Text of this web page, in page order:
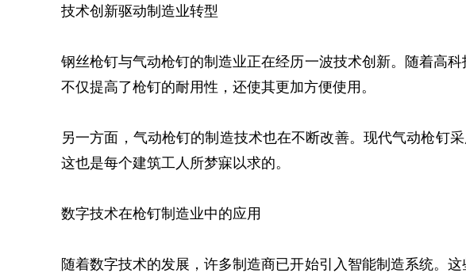
技术创新驱动制造业转型
钢丝枪钉与气动枪钉的制造业正在经历一波技术创新。随着高
不仅提高了枪钉的耐用性，还使其更加方便使用。
另一方面，气动枪钉的制造技术也在不断改善。现代气动枪钉
这也是每个建筑工人所梦寐以求的。
数字技术在枪钉制造业中的应用
随着数字技术的发展，许多制造商已开始引入智能制造系统。